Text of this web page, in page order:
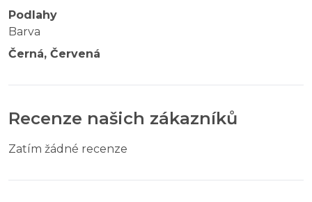
Podlahy
Barva
Černá, Červená
Recenze našich zákazníků
Zatím žádné recenze